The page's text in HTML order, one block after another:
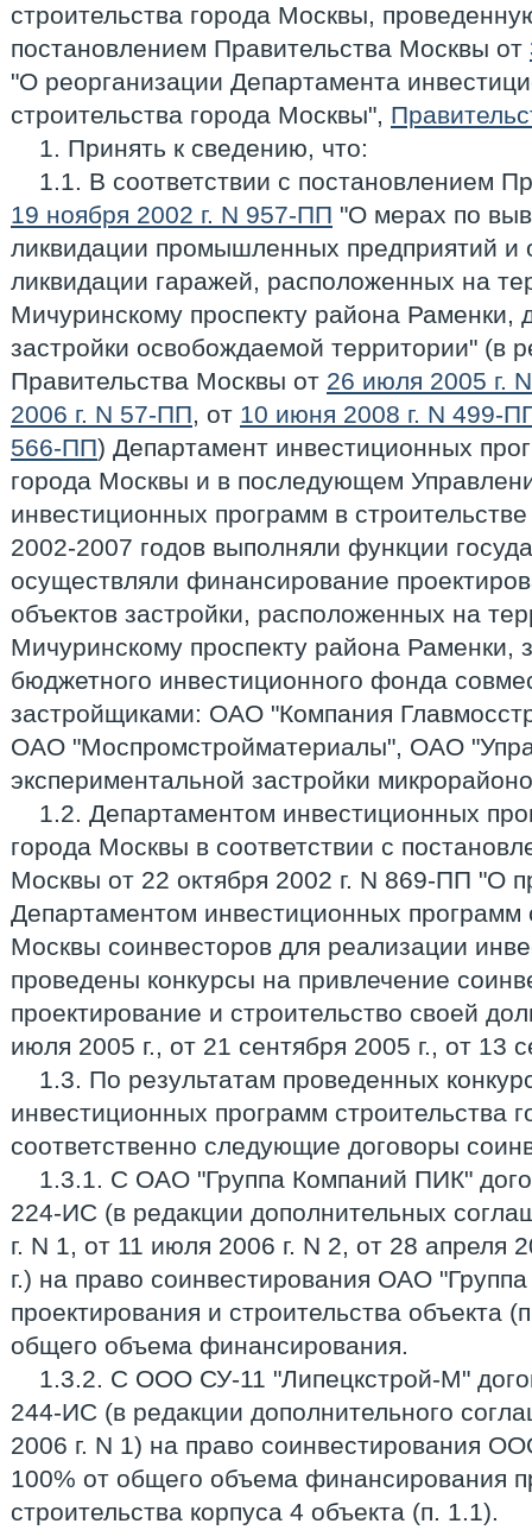
строительства города Москвы,
постановлением Правительства Москвы от
"О реорганизации Департамента
строительства города Москвы",
1. Принять к сведению, что:
1.1. В соответствии с постановлением
19 ноября 2002 г. N 957-ПП "О мерах по
ликвидации промышленных предприятий и
ликвидации гаражей, расположенных на
Мичуринскому проспекту района Раменки,
застройки освобождаемой территории" (в
Правительства Москвы от 26 июля 2005 г.
2006 г. N 57-ПП, от 10 июня 2008 г. N 499-
566-ПП) Департамент инвестиционных
города Москвы и в последующем
инвестиционных программ в
2002-2007 годов выполняли функции
осуществляли финансирование
объектов застройки, расположенных на
Мичуринскому проспекту района Раменки,
бюджетного инвестиционного фонда
застройщиками: ОАО "Компания
ОАО "Моспромстройматериалы", ОАО
экспериментальной застройки
1.2. Департаментом инвестиционных
города Москвы в соответствии с
Москвы от 22 октября 2002 г. N 869-ПП "О
Департаментом инвестиционных программ
Москвы соинвесторов для реализации
проведены конкурсы на привлечение
проектирование и строительство своей
июля 2005 г., от 21 сентября 2005 г., от 13
1.3. По результатам проведенных
инвестиционных программ строительства
соответственно следующие договоры
1.3.1. С ОАО "Группа Компаний ПИК"
224-ИС (в редакции дополнительных
г. N 1, от 11 июля 2006 г. N 2, от 28 апреля
г.) на право соинвестирования ОАО
проектирования и строительства объекта
общего объема финансирования.
1.3.2. С ООО СУ-11 "Липецкстрой-М"
244-ИС (в редакции дополнительного
2006 г. N 1) на право соинвестирования
100% от общего объема финансирования
строительства корпуса 4 объекта (п. 1.1).